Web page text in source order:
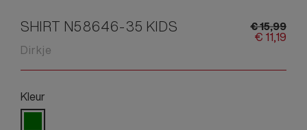
SHIRT N58646-35 KIDS
Dirkje
€15,99
€ 11,19
Kleur